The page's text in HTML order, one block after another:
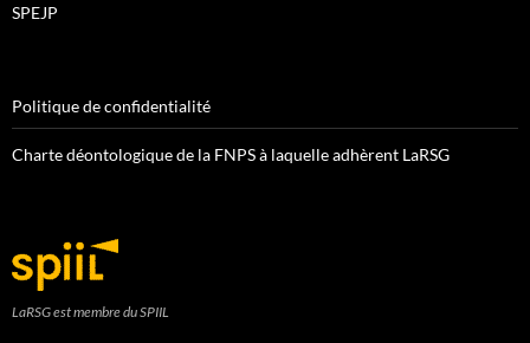
SPEJP
Politique de confidentialité
Charte déontologique de la FNPS à laquelle adhèrent LaRSG
LaRSG est membre du SPIIL